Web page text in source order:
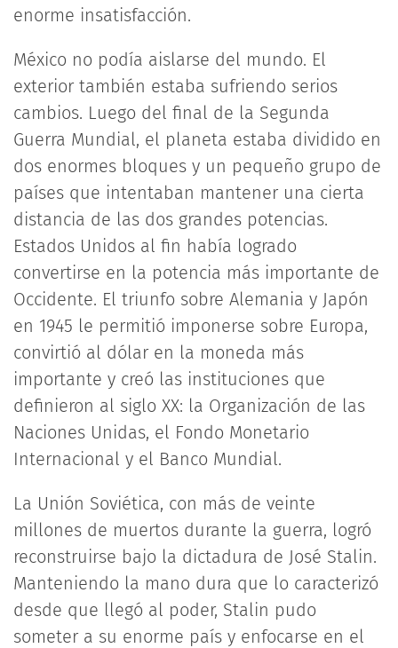
enorme insatisfacción.
México no podía aislarse del mundo. El
exterior también estaba sufriendo serios
cambios. Luego del final de la Segunda
Guerra Mundial, el planeta estaba dividido en
dos enormes bloques y un pequeño grupo de
países que intentaban mantener una cierta
distancia de las dos grandes potencias.
Estados Unidos al fin había logrado
convertirse en la potencia más importante de
Occidente. El triunfo sobre Alemania y Japón
en 1945 le permitió imponerse sobre Europa,
convirtió al dólar en la moneda más
importante y creó las instituciones que
definieron al siglo XX: la Organización de las
Naciones Unidas, el Fondo Monetario
Internacional y el Banco Mundial.
La Unión Soviética, con más de veinte
millones de muertos durante la guerra, logró
reconstruirse bajo la dictadura de José Stalin.
Manteniendo la mano dura que lo caracterizó
desde que llegó al poder, Stalin pudo
someter a su enorme país y enfocarse en el